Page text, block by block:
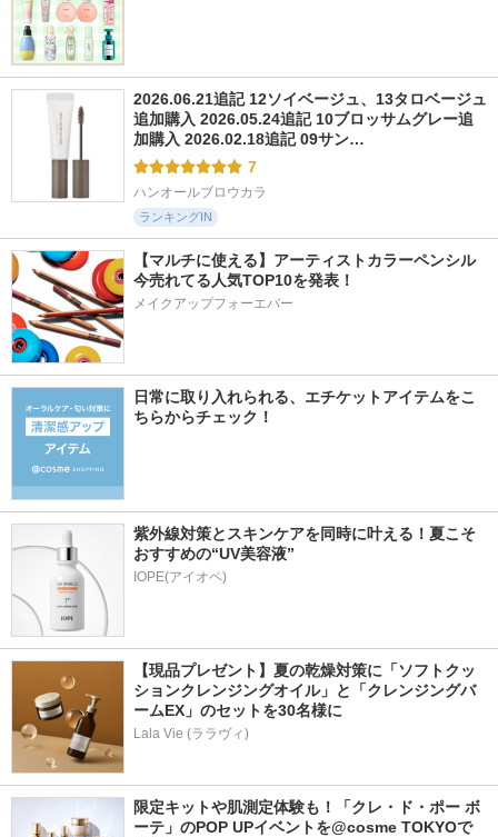
2026.06.21追記 12ソイベージュ、13タロベージュ
追加購入 2026.05.24追記 10ブロッサムグレー追
加購入 2026.02.18追記 09サン…
7
ハンオールブロウカラ
ランキングIN
【マルチに使える】アーティストカラーペンシル
今売れてる人気TOP10を発表！
メイクアップフォーエバー
日常に取り入れられる、エチケットアイテムをこ
ちらからチェック！
紫外線対策とスキンケアを同時に叶える！夏こそ
おすすめの“UV美容液”
IOPE(アイオペ)
【現品プレゼント】夏の乾燥対策に「ソフトクッ
ションクレンジングオイル」と「クレンジングバ
ームEX」のセットを30名様に
Lala Vie (ララヴィ)
限定キットや肌測定体験も！「クレ・ド・ポー ボ
ーテ」のPOP UPイベントを@cosme TOKYOで